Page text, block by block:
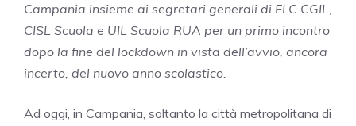
Campania insieme ai segretari generali di FLC CGIL,
CISL Scuola e UIL Scuola RUA per un primo incontro
dopo la fine del lockdown in vista dell’avvio, ancora
incerto, del nuovo anno scolastico.
Ad oggi, in Campania, soltanto la città metropolitana di